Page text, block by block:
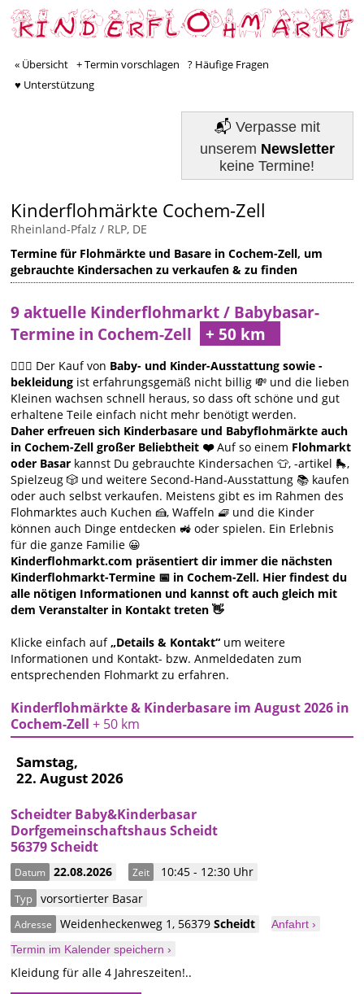
« Übersicht + Termin vorschlagen
? Häufige Fragen
♥ Unterstützung
📬 Verpasse mit
unserem Newsletter
keine Termine!
Kinderflohmärkte Cochem-Zell
Rheinland-Pfalz / RLP, DE
Termine für Flohmärkte und Basare in Cochem-Zell, um
gebrauchte Kindersachen zu verkaufen & zu finden
9 aktuelle Kinderflohmarkt / Babybasar-
Termine in Cochem-Zell
🙋🏻‍♀️ Der Kauf von Baby- und Kinder-Ausstattung sowie -
bekleidung ist erfahrungsgemäß nicht billig 💸 und die lieben
Kleinen wachsen schnell heraus, so dass oft schöne und gut
erhaltene Teile einfach nicht mehr benötigt werden.
Daher erfreuen sich Kinderbasare und Babyflohmärkte auch
in Cochem-Zell großer Beliebtheit ❤️Auf so einem Flohmarkt
oder Basar kannst Du gebrauchte Kindersachen 👕, -artikel 🛼,
Spielzeug 🎲 und weitere Second-Hand-Ausstattung 📚 kaufen
oder auch selbst verkaufen. Meistens gibt es im Rahmen des
Flohmarktes auch Kuchen 🍰, Waffeln 🧇 und die Kinder
können auch Dinge entdecken 🚜 oder spielen. Ein Erlebnis
für die ganze Familie 😀
Kinderflohmarkt.com präsentiert dir immer die nächsten
Kinderflohmarkt-Termine 📅 in Cochem-Zell. Hier findest du
alle nötigen Informationen und kannst oft auch gleich mit
dem Veranstalter in Kontakt treten 👋
Klicke einfach auf„Details & Kontakt“ um weitere
Informationen und Kontakt- bzw. Anmeldedaten zum
entsprechenden Flohmarkt zu erfahren.
Kinderflohmärkte & Kinderbasare im August 2026 in
Cochem-Zell+ 50 km
Samstag,
22. August 2026
Scheidter Baby&Kinderbasar
Dorfgemeinschaftshaus Scheidt
56379 Scheidt
Datum 22.08.2026 Zeit 10:45 - 12:30 Uhr
Typ vorsortierter Basar
Adresse Weidenheckenweg 1, 56379Scheidt
Anfahrt ›
Termin im Kalender speichern ›
Kleidung für alle 4 Jahreszeiten!..